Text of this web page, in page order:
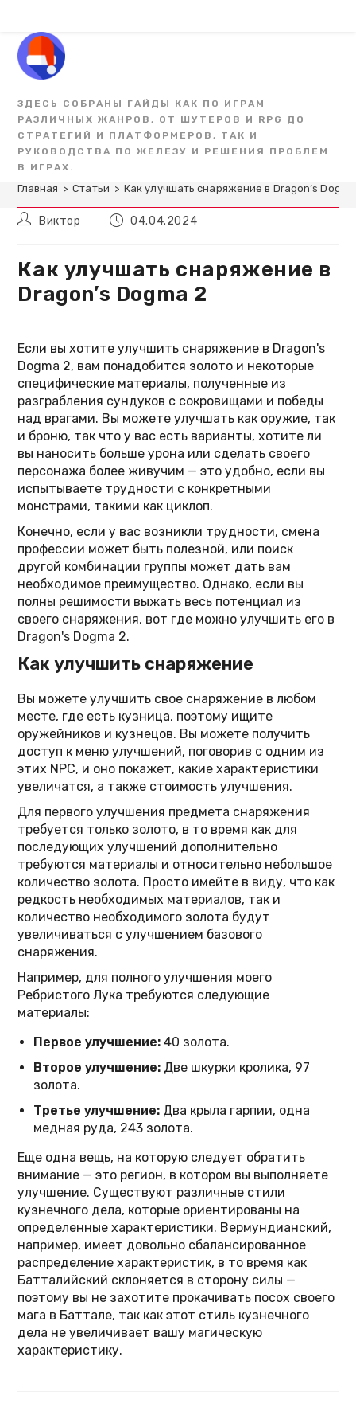
содержимому
ЗДЕСЬ СОБРАНЫ ГАЙДЫ КАК ПО ИГРАМ
РАЗЛИЧНЫХ ЖАНРОВ, ОТ ШУТЕРОВ И RPG ДО
СТРАТЕГИЙ И ПЛАТФОРМЕРОВ, ТАК И
РУКОВОДСТВА ПО ЖЕЛЕЗУ И РЕШЕНИЯ ПРОБЛЕМ
В ИГРАХ.
Главная > Статьи > Как улучшать снаряжение в Dragon’s
АвторВиктор
Запись04.04.2024
Как улучшать снаряжение в
Dragon’s Dogma 2
Если вы хотите улучшить снаряжение в Dragon's
Dogma 2, вам понадобится золото и некоторые
специфические материалы, полученные из
разграбления сундуков с сокровищами и победы
над врагами. Вы можете улучшать как оружие, так
и броню, так что у вас есть варианты, хотите ли
вы наносить больше урона или сделать своего
персонажа более живучим — это удобно, если вы
испытываете трудности с конкретными
монстрами, такими как циклоп.
Конечно, если у вас возникли трудности, смена
профессии может быть полезной, или поиск
другой комбинации группы может дать вам
необходимое преимущество. Однако, если вы
полны решимости выжать весь потенциал из
своего снаряжения, вот где можно улучшить его в
Dragon's Dogma 2.
Как улучшить снаряжение
Вы можете улучшить свое снаряжение в любом
месте, где есть кузница, поэтому ищите
оружейников и кузнецов. Вы можете получить
доступ к меню улучшений, поговорив с одним из
этих NPC, и оно покажет, какие характеристики
увеличатся, а также стоимость улучшения.
Для первого улучшения предмета снаряжения
требуется только золото, в то время как для
последующих улучшений дополнительно
требуются материалы и относительно небольшое
количество золота. Просто имейте в виду, что как
редкость необходимых материалов, так и
количество необходимого золота будут
увеличиваться с улучшением базового
снаряжения.
Например, для полного улучшения моего
Ребристого Лука требуются следующие
материалы:
Первое улучшение: 40 золота.
Второе улучшение: Две шкурки кролика, 97
золота.
Третье улучшение: Два крыла гарпии, одна
медная руда, 243 золота.
Еще одна вещь, на которую следует обратить
внимание — это регион, в котором вы выполняете
улучшение. Существуют различные стили
кузнечного дела, которые ориентированы на
определенные характеристики. Вермундианский,
например, имеет довольно сбалансированное
распределение характеристик, в то время как
Батталийский склоняется в сторону силы —
поэтому вы не захотите прокачивать посох своего
мага в Баттале, так как этот стиль кузнечного
дела не увеличивает вашу магическую
характеристику.